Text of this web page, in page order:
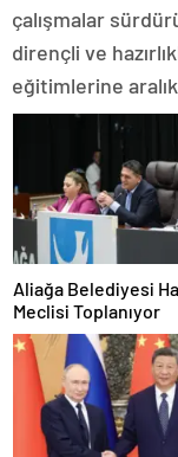
çalışmalar
dirençli ve
eğitimlerine
Aliağa Belediyesi
Meclisi Toplanıyor